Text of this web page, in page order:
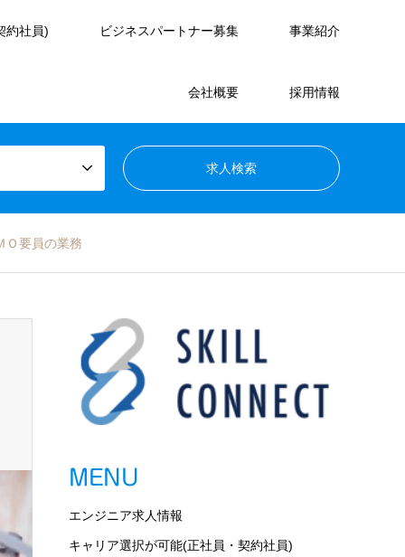
約社員) ビジネスパートナー募集 事業紹介
会社概要 採用情報
Ｏ要員の業務
MENU
エンジニア求人情報
キャリア選択が可能(正社員・契約社員)